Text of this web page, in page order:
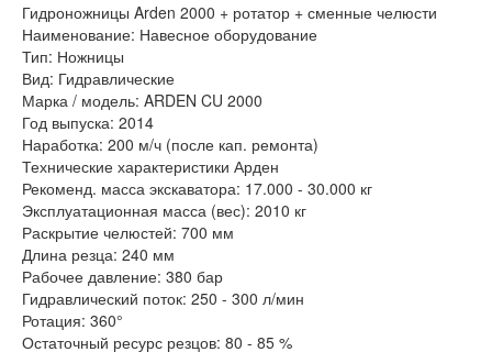
Гидроножницы Arden 2000 + ротатор + сменные челюсти
Наименование: Навесное оборудование
Тип: Ножницы
Вид: Гидравлические
Марка / модель: ARDEN CU 2000
Год выпуска: 2014
Наработка: 200 м/ч (после кап. ремонта)
Технические характеристики Арден
Рекоменд. масса экскаватора: 17.000 - 30.000 кг
Эксплуатационная масса (вес): 2010 кг
Раскрытие челюстей: 700 мм
Длина резца: 240 мм
Рабочее давление: 380 бар
Гидравлический поток: 250 - 300 л/мин
Ротация: 360°
Остаточный ресурс резцов: 80 - 85 %